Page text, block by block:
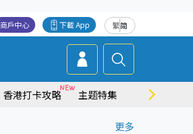
繁简
下載 App
商戶中心
香港打卡攻略 主题特集 商场情报
更多